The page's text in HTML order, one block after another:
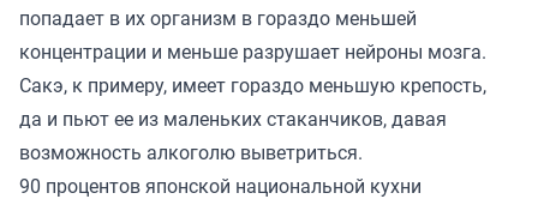
попадает в их организм в гораздо меньшей
концентрации и меньше разрушает нейроны мозга.
Сакэ, к примеру, имеет гораздо меньшую крепость,
да и пьют ее из маленьких стаканчиков, давая
возможность алкоголю выветриться.
90 процентов японской национальной кухни